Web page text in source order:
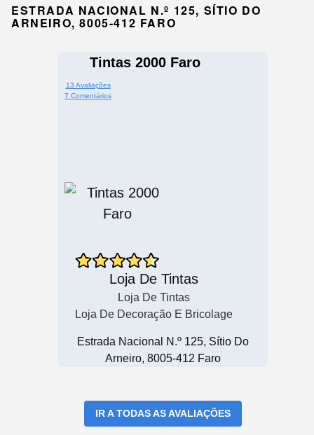
ESTRADA NACIONAL N.º 125, SÍTIO DO
ARNEIRO, 8005-412 FARO
Tintas 2000 Faro
13 Avaliações
7 Comentários
Loja De Tintas
Loja De Tintas
Loja De Decoração E Bricolage
Estrada Nacional N.º 125, Sítio Do
Arneiro, 8005-412 Faro
IR A TODAS AS AVALIAÇÕES